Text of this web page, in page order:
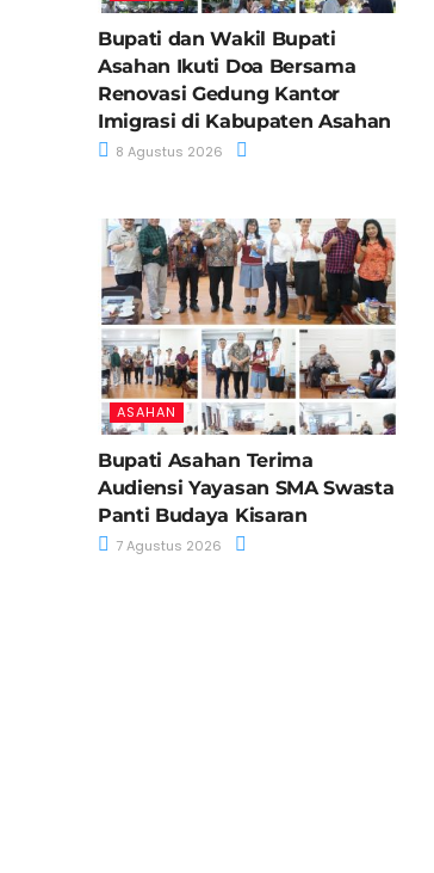
Bupati dan Wakil Bupati
Asahan Ikuti Doa Bersama
Renovasi Gedung Kantor
Imigrasi di Kabupaten Asahan
8 Agustus 2026
ASAHAN
Bupati Asahan Terima
Audiensi Yayasan SMA Swasta
Panti Budaya Kisaran
7 Agustus 2026